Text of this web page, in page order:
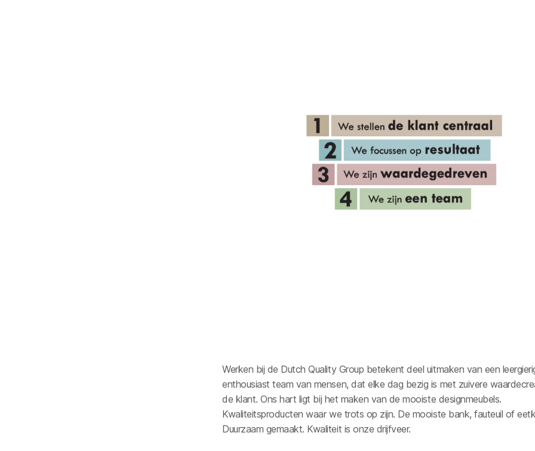
Werken bij de Dutch Quality Group betekent deel uitmaken van een
enthousiast team van mensen, dat elke dag bezig is met zuivere
de klant. Ons hart ligt bij het maken van de mooiste designmeubels.
Kwaliteitsproducten waar we trots op zijn. De mooiste bank, fauteuil of
Duurzaam gemaakt. Kwaliteit is onze drijfveer.